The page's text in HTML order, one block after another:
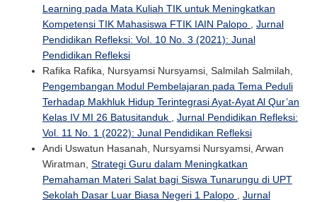
Learning pada Mata Kuliah TIK untuk Meningkatkan
Kompetensi TIK Mahasiswa FTIK IAIN Palopo
Jurnal
Pendidikan Refleksi: Vol. 10 No. 3 (2021): Junal
Pendidikan Refleksi
Rafika Rafika, Nursyamsi Nursyamsi, Salmilah Salmilah,
Pengembangan Modul Pembelajaran pada Tema Peduli
Terhadap Makhluk Hidup Terintegrasi Ayat-Ayat Al Qur’an
Kelas IV MI 26 Batusitanduk
Jurnal Pendidikan Refleksi:
Vol. 11 No. 1 (2022): Junal Pendidikan Refleksi
Andi Uswatun Hasanah, Nursyamsi Nursyamsi, Arwan
Wiratman, Strategi Guru dalam Meningkatkan
Pemahaman Materi Salat bagi Siswa Tunarungu di UPT
Sekolah Dasar Luar Biasa Negeri 1 Palopo
Jurnal